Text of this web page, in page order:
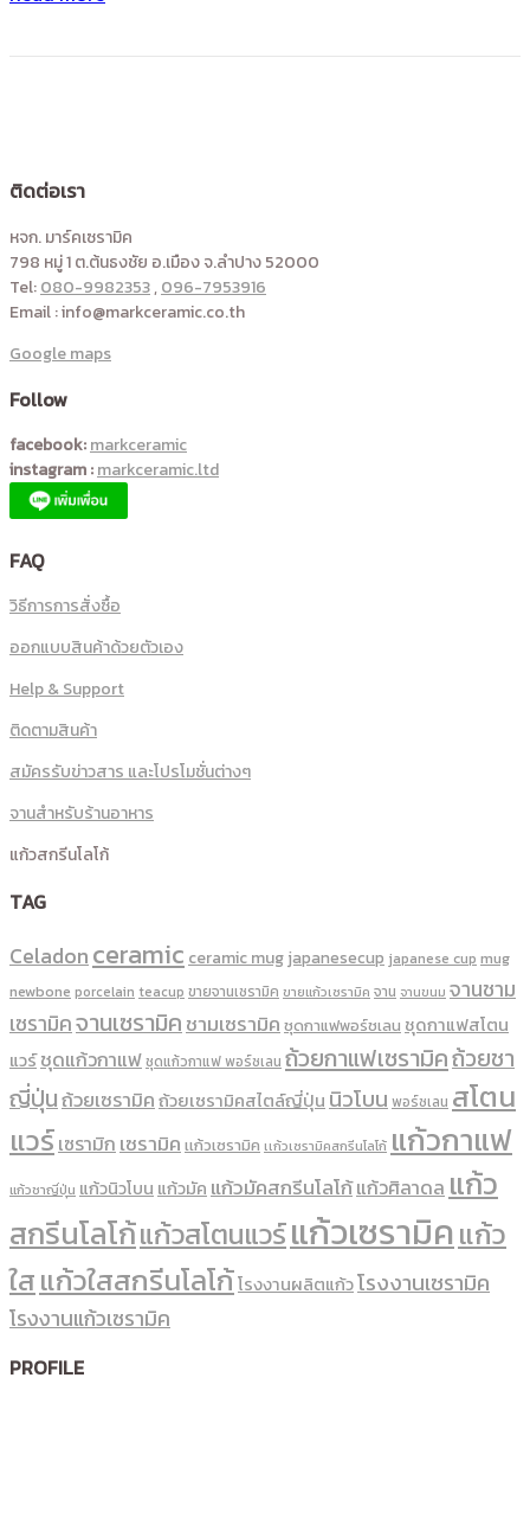
ติดต่อเรา
หจก. มาร์คเซรามิค
798 หมู่ 1 ต.ต้นธงชัย อ.เมือง จ.ลำปาง 52000
Tel:080-9982353,096-7953916
Email : info@markceramic.co.th
Google maps
Follow
facebook:markceramic
instagram :markceramic.ltd
FAQ
วิธีการการสั่งซื้อ
ออกแบบสินค้าด้วยตัวเอง
Help & Support
ติดตามสินค้า
สมัครรับข่าวสาร และโปรโมชั่นต่างๆ
จานสำหรับร้านอาหาร
แก้วสกรีนโลโก้
TAG
Celadonceramic ceramic mug japanesecup japanese cup mug
newbone porcelain teacup ขายจานเซรามิค ขายแก้วเซรามิค จาน จานขนม จานชาม
เซรามิคจานเซรามิคชามเซรามิค ชุดกาแฟพอร์ชเลน ชุดกาแฟสโตน
แวร์ชุดแก้วกาแฟชุดแก้วกาแฟ พอร์ซเลน ถ้วยกาแฟเซรามิคถ้วยชา
ญี่ปุ่นถ้วยเซรามิคถ้วยเซรามิคสไตล์ญี่ปุ่น นิวโบน พอร์ซเลน สโตน
แวร์เซรามิก เซรามิค เเก้วเซรามิค เเก้วเซรามิคสกรีนโลโก้ แก้วกาแฟ
แก้วชาญี่ปุ่น แก้วนิวโบน แก้วมัค แก้วมัคสกรีนโลโก้แก้วศิลาดล แก้ว
สกรีนโลโก้แก้วสโตนแวร์แก้วเซรามิคแก้ว
ใสแก้วใสสกรีนโลโก้โรงงานผลิตแก้วโรงงานเซรามิค
โรงงานแก้วเซรามิค
PROFILE